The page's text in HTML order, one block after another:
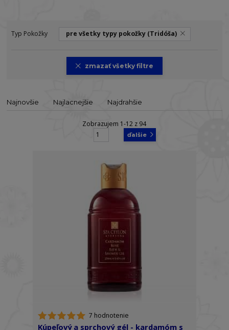
Typ Pokožky pre všetky typy pokožky (Tridóša)
zmazať všetky filtre
Najnovšie Najlacnejšie Najdrahšie
Zobrazujem 1-12 z 94
ďalšie
7 hodnotenie
Kúpeľový a sprchový gél - kardamóm s